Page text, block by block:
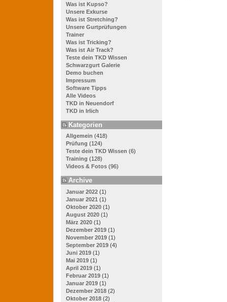
Was ist Kupso?
Unsere Exkurse
Was ist Stretching?
Unsere Gurtprüfungen
Trainer
Was ist Tricking?
Was ist Air Track?
Teste dein TKD Wissen
Schwarzgurt Galerie
Demo buchen
Impressum
Software Tipps
Alle Videos
TKD in Neuendorf
TKD in Irlich
Kategorien
Allgemein (418)
Prüfung (124)
Teste dein TKD Wissen (6)
Training (128)
Videos & Fotos (96)
Archive
Januar 2022 (1)
Januar 2021 (1)
Oktober 2020 (1)
August 2020 (1)
März 2020 (1)
Dezember 2019 (1)
November 2019 (1)
September 2019 (4)
Juni 2019 (1)
Mai 2019 (1)
April 2019 (1)
Februar 2019 (1)
Januar 2019 (1)
Dezember 2018 (2)
Oktober 2018 (2)